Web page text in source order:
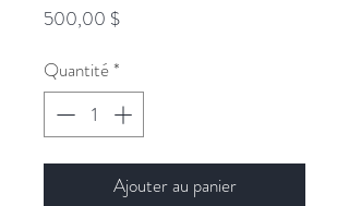
500,00 $Prix
Quantité*
Ajouter au panier